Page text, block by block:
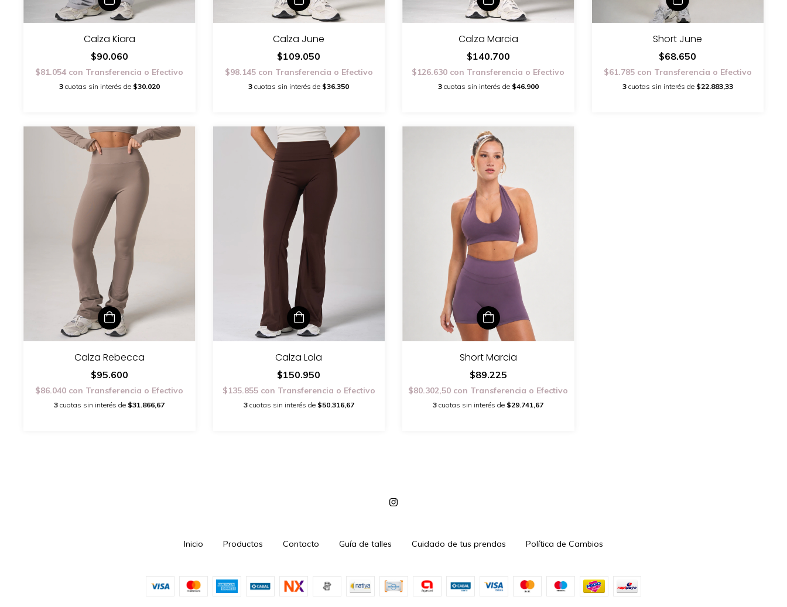
Calza Kiara
$90.060
$81.054 con Transferencia o Efectivo
3 cuotas sin interés de $30.020
Calza June
$109.050
$98.145 con Transferencia o Efectivo
3 cuotas sin interés de $36.350
Calza Marcia
$140.700
$126.630 con Transferencia o Efectivo
3 cuotas sin interés de $46.900
Short June
$68.650
$61.785 con Transferencia o Efectivo
3 cuotas sin interés de $22.883,33
Calza Rebecca
$95.600
$86.040 con Transferencia o Efectivo
3 cuotas sin interés de $31.866,67
Calza Lola
$150.950
$135.855 con Transferencia o Efectivo
3 cuotas sin interés de $50.316,67
Short Marcia
$89.225
$80.302,50 con Transferencia o Efectivo
3 cuotas sin interés de $29.741,67
Inicio Productos Contacto Guía de talles Cuidado de tus prendas Política de Cambios